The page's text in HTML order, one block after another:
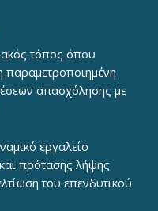
τόπος όπου
παραμετροποιημένη
απασχόλησης με
εργαλείο
πρότασης λήψης
του επενδυτικού